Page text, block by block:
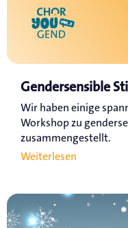
Gendersensible
Wir haben einige
Workshop zu
zusammengestellt.
Weiterlesen